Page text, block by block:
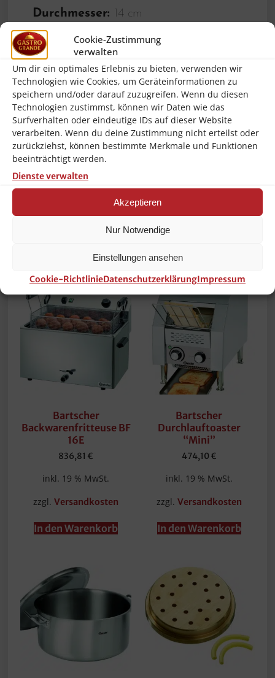
Cookie-Zustimmung
verwalten
Um dir ein optimales Erlebnis zu bieten, verwenden wir
Technologien wie Cookies, um Geräteinformationen zu
speichern und/oder darauf zuzugreifen. Wenn du diesen
Technologien zustimmst, können wir Daten wie das
Surfverhalten oder eindeutige IDs auf dieser Website
verarbeiten. Wenn du deine Zustimmung nicht erteilst oder
zurückziehst, können bestimmte Merkmale und Funktionen
beeinträchtigt werden.
Dienste verwalten
Akzeptieren
Nur Notwendige
Einstellungen ansehen
Cookie-RichtlinieDatenschutzerklärungImpressum
Durchmesser: 14 cm
Inhalt:0,5 Liter
Material:Glas
Wichtiger Hinweis:–
Gewicht Brutto:0.312 Kg
Gewicht Netto:0.312 Kg
Höhe:60.0 mm
Breite:
Länge/Tiefe:140.0 mm
Ähnliche Produkte
Bartscher
Backwarenfritteuse BF
16E
836,81 €
inkl. 19 % MwSt.
zzgl.Versandkosten
In den Warenkorb
Bartscher
Durchlauftoaster
“Mini”
474,10 €
inkl. 19 % MwSt.
zzgl. Versandkosten
In den Warenkorb